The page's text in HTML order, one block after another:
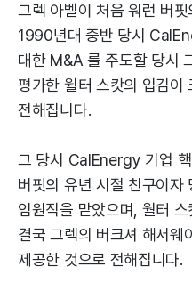
그렉 아벨이 처음 워런 버
1990년대 중반 당시
대한 M&A 를 주도할 당시
평가한 월터 스캇의 입김이
전해집니다.
그 당시 CalEnergy 기업
버핏의 유년 시절 친구이자
임원직을 맡았으며, 월터
결국 그렉의 버크셔 해서웨
제공한 것으로 전해집니다.